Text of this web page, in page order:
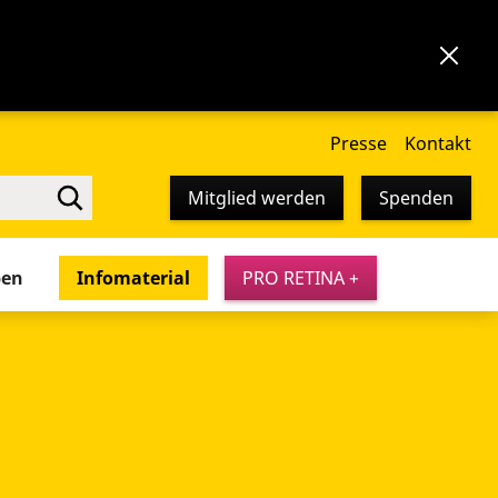
Presse Kontakt
Mitglied werden Spenden
Infomaterial PRO RETINA +